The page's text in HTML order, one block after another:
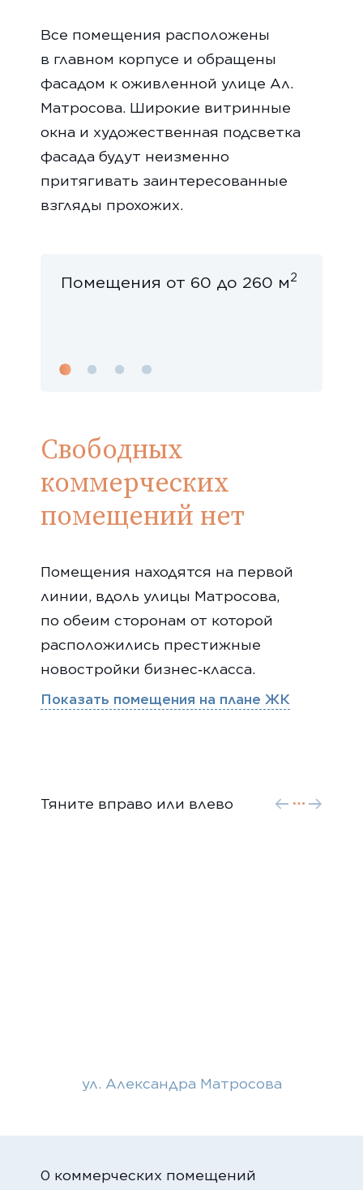
Все помещения расположены
в главном корпусе и обращены
фасадом к оживленной улице Ал.
Матросова. Широкие витринные
окна и художественная подсветка
фасада будут неизменно
притягивать заинтересованные
взгляды прохожих.
помещения от 60 до 260 м2
Свободных
коммерческих
помещений нет
Помещения находятся на первой
линии, вдоль улицы Матросова,
по обеим сторонам от которой
расположились престижные
новостройки бизнес‑класса.
Показать помещения на плане ЖК
Тяните вправо или влево
ул. Александра Матросова
0 коммерческих помещений